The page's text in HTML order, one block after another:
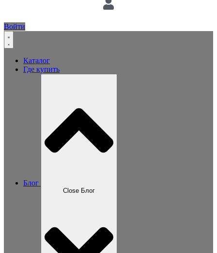
Войти
Каталог
Где купить
Блог
Close Блог